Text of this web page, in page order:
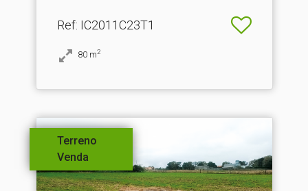
Ref: IC2011C23T1
80 m2
Terreno
Venda